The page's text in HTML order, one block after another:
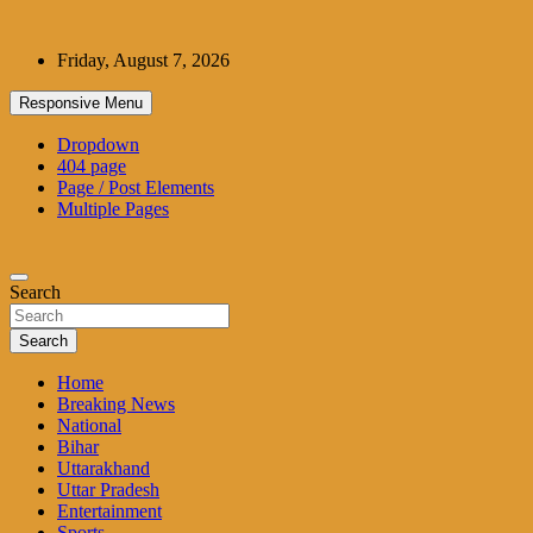
contentFriday, August 7, 2026
Responsive Menu
Dropdown
404 page
Page / Post Elements
Multiple Pages
Search
Search
Home
Breaking News
National
Bihar
Uttarakhand
Uttar Pradesh
Entertainment